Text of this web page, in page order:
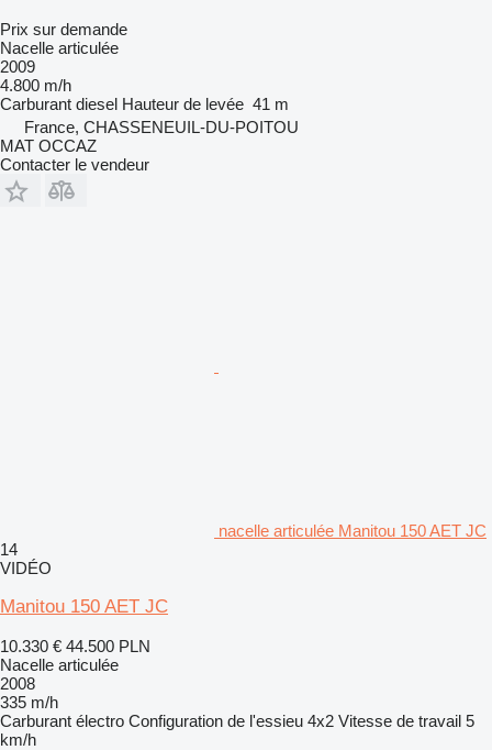
Prix sur demande
Nacelle articulée
2009
4.800 m/h
Carburant diesel Hauteur de levée 41 m
France, CHASSENEUIL-DU-POITOU
MAT OCCAZ
Contacter le vendeur
nacelle articulée Manitou 150 AET JC
14
VIDÉO
Manitou 150 AET JC
10.330 € 44.500 PLN
Nacelle articulée
2008
335 m/h
Carburant électro Configuration de l'essieu 4x2 Vitesse de travail 5
km/h